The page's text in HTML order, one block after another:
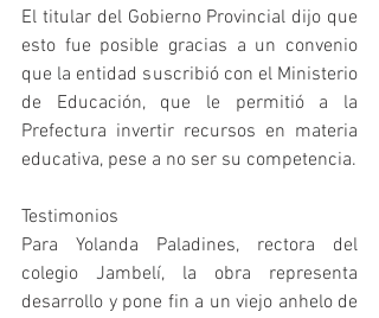
El titular del Gobierno Provincial dijo que
esto fue posible gracias a un convenio
que la entidad suscribió con el Ministerio
de Educación, que le permitió a la
Prefectura invertir recursos en materia
educativa, pese a no ser su competencia.
Testimonios
Para Yolanda Paladines, rectora del
colegio Jambelí, la obra representa
desarrollo y pone fin a un viejo anhelo de